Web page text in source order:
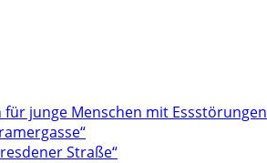
für junge Menschen mit Essstörungen
Straße“